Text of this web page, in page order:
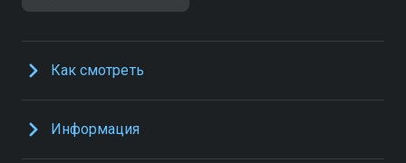
Как смотреть
Информация